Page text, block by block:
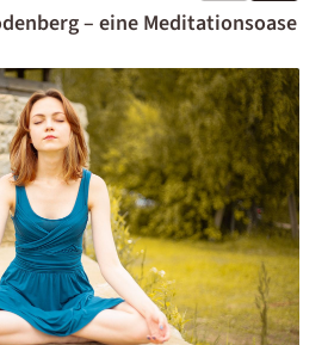
– eine Meditationsoase